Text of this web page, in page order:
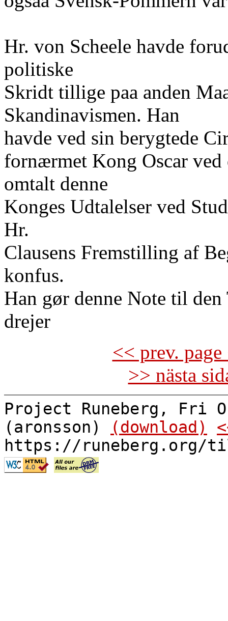
Hr. von Scheele havde
politiske
Skridt tillige paa anden
Skandinavismen. Han
havde ved sin berygtede
fornærmet Kong Oscar ved
omtalt denne
Konges Udtalelser ved
Hr.
Clausens Fremstilling af
konfus.
Han gør denne Note til
drejer
<< prev.
>> nästa
Project Runeberg, Fri
(aronsson)
(download)
https://runeberg.org/